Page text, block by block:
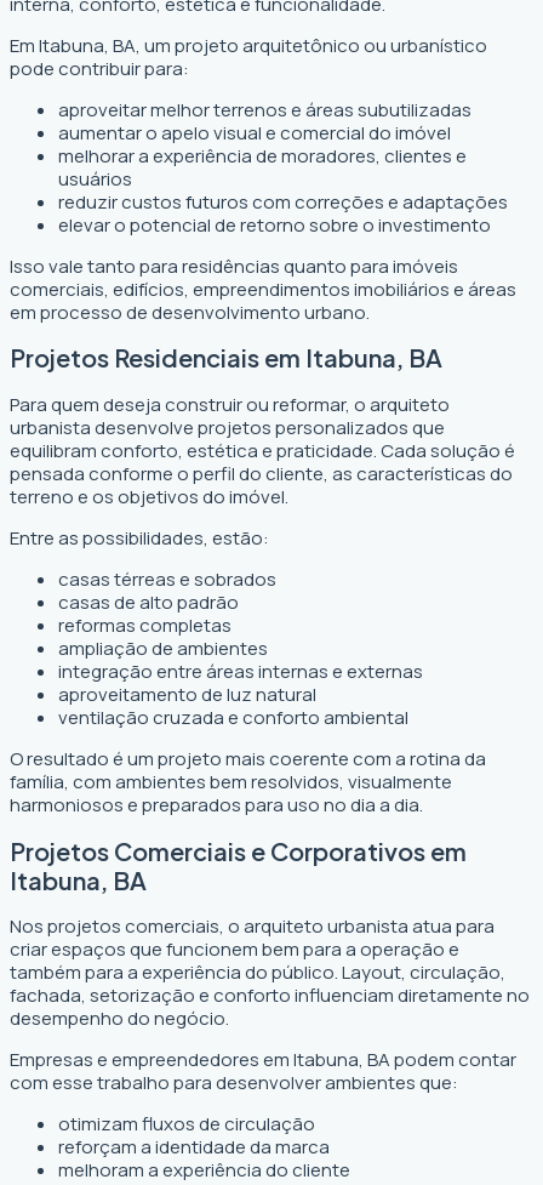
Em Itabuna, BA, um projeto arquitetônico ou urbanístico
pode contribuir para:
aproveitar melhor terrenos e áreas subutilizadas
aumentar o apelo visual e comercial do imóvel
melhorar a experiência de moradores, clientes e
usuários
reduzir custos futuros com correções e adaptações
elevar o potencial de retorno sobre o investimento
Isso vale tanto para residências quanto para imóveis
comerciais, edifícios, empreendimentos imobiliários e áreas
em processo de desenvolvimento urbano.
Projetos Residenciais em Itabuna, BA
Para quem deseja construir ou reformar, o arquiteto
urbanista desenvolve projetos personalizados que
equilibram conforto, estética e praticidade. Cada solução é
pensada conforme o perfil do cliente, as características do
terreno e os objetivos do imóvel.
Entre as possibilidades, estão:
casas térreas e sobrados
casas de alto padrão
reformas completas
ampliação de ambientes
integração entre áreas internas e externas
aproveitamento de luz natural
ventilação cruzada e conforto ambiental
O resultado é um projeto mais coerente com a rotina da
família, com ambientes bem resolvidos, visualmente
harmoniosos e preparados para uso no dia a dia.
Projetos Comerciais e Corporativos em
Itabuna, BA
Nos projetos comerciais, o arquiteto urbanista atua para
criar espaços que funcionem bem para a operação e
também para a experiência do público. Layout, circulação,
fachada, setorização e conforto influenciam diretamente no
desempenho do negócio.
Empresas e empreendedores em Itabuna, BA podem contar
com esse trabalho para desenvolver ambientes que:
otimizam fluxos de circulação
reforçam a identidade da marca
melhoram a experiência do cliente